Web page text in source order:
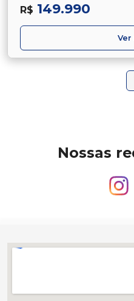
R$ 149.990
Ver
Nossas